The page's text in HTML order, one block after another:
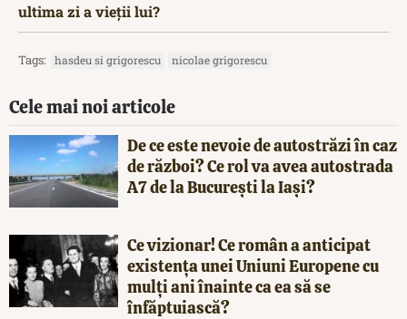
ultima zi a vieții lui?
Tags: hasdeu si grigorescu nicolae grigorescu
Cele mai noi articole
De ce este nevoie de autostrăzi în caz
de război? Ce rol va avea autostrada
A7 de la București la Iași?
Ce vizionar! Ce român a anticipat
existența unei Uniuni Europene cu
mulți ani înainte ca ea să se
înfăptuiască?